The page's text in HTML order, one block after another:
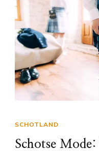
SCHOTLAND
Schotse